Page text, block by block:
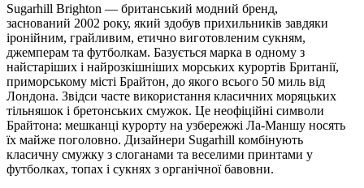
Sugarhill Brighton — британський модний бренд,
заснований 2002 року, який здобув прихильників завдяки
іронійним, грайливим, етично виготовленим сукням,
джемперам та футболкам. Базується марка в одному з
найстаріших і найрозкішніших морських курортів Британії,
приморському місті Брайтон, до якого всього 50 миль від
Лондона. Звідси часте використання класичних моряцьких
тільняшок і бретонських смужок. Це неофіційні символи
Брайтона: мешканці курорту на узбережжі Ла-Маншу носять
їх майже поголовно. Дизайнери Sugarhill комбінують
класичну смужку з слоганами та веселими принтами у
футболках, топах і сукнях з органічної бавовни.